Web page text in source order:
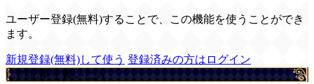
ユーザー登録(無料)することで、この機能を使うことができ
ます。
新規登録(無料)して使う 登録済みの方はログイン
この記事を書いた人